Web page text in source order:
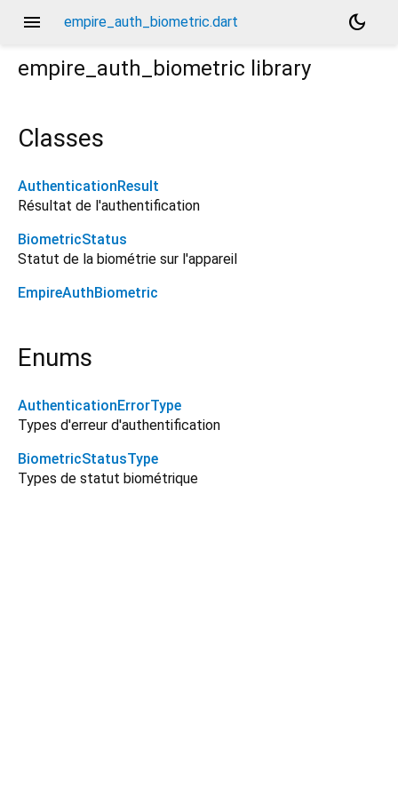
menu empire_auth_biometric.dart
dark_mode
empire_auth_biometric library
Classes
AuthenticationResult
Résultat de l'authentification
BiometricStatus
Statut de la biométrie sur l'appareil
EmpireAuthBiometric
Enums
AuthenticationErrorType
Types d'erreur d'authentification
BiometricStatusType
Types de statut biométrique